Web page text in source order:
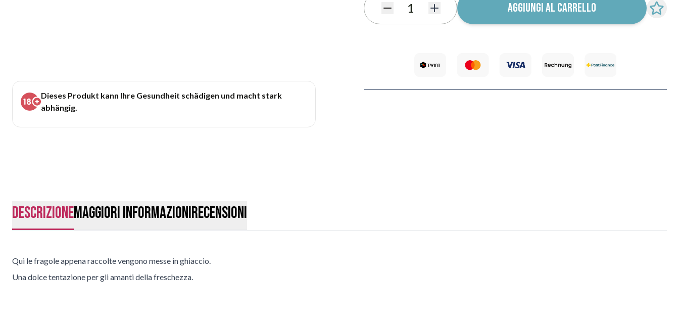
Dieses Produkt kann Ihre Gesundheit schädigen und macht stark
abhängig.
Quantità AGGIUNGI AL CARRELLO
DescrizioneMaggiori InformazioniRecensioni
Qui le fragole appena raccolte vengono messe in ghiaccio.
Una dolce tentazione per gli amanti della freschezza.